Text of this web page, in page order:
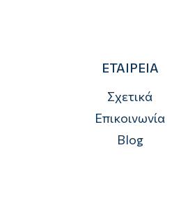
ΕΤΑΙΡΕΙΑ
Σχετικά
Επικοινωνία
Blog